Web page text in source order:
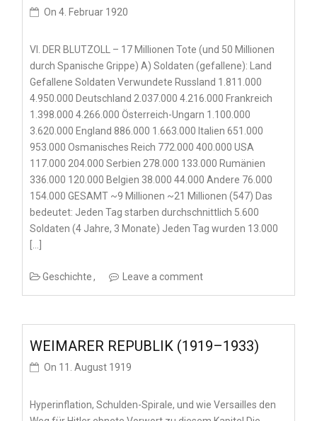
On 4. Februar 1920
VI. DER BLUTZOLL – 17 Millionen Tote (und 50 Millionen
durch Spanische Grippe) A) Soldaten (gefallene): Land
Gefallene Soldaten Verwundete Russland 1.811.000
4.950.000 Deutschland 2.037.000 4.216.000 Frankreich
1.398.000 4.266.000 Österreich-Ungarn 1.100.000
3.620.000 England 886.000 1.663.000 Italien 651.000
953.000 Osmanisches Reich 772.000 400.000 USA
117.000 204.000 Serbien 278.000 133.000 Rumänien
336.000 120.000 Belgien 38.000 44.000 Andere 76.000
154.000 GESAMT ~9 Millionen ~21 Millionen (547) Das
bedeutet: Jeden Tag starben durchschnittlich 5.600
Soldaten (4 Jahre, 3 Monate) Jeden Tag wurden 13.000
Geschichte Leave a comment
WEIMARER REPUBLIK (1919–1933)
On 11. August 1919
Hyperinflation, Schulden-Spirale, und wie Versailles den